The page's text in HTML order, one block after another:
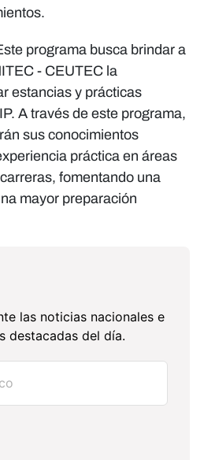
programa busca brindar a
- CEUTEC la
estancias y prácticas
A través de este programa,
sus conocimientos
práctica en áreas
fomentando una
mayor preparación
las noticias nacionales e
destacadas del día.